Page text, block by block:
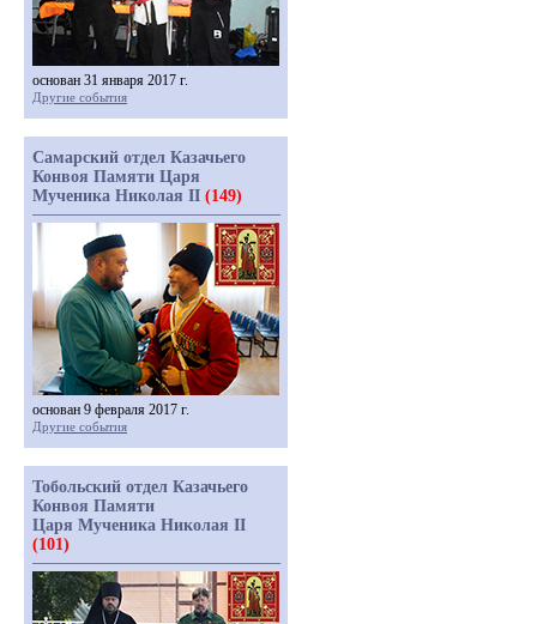
основан 31 января 2017 г.
Другие события
Самарский отдел Казачьего
Конвоя Памяти Царя
Мученика Николая II (149)
основан 9 февраля 2017 г.
Другие события
Тобольский отдел Казачьего
Конвоя Памяти
Царя Мученика Николая II
(101)